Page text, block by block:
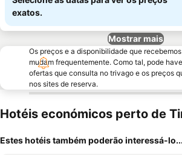
exatos.
Mostrar mais
Os preços e a disponibilidade que
mudam frequentemente. Como tal, pode
ofertas que consulta no trivago e os preços
nos sites de reserva.
Hotéis económicos perto de
Estes hotéis também poderão interessá-lo...